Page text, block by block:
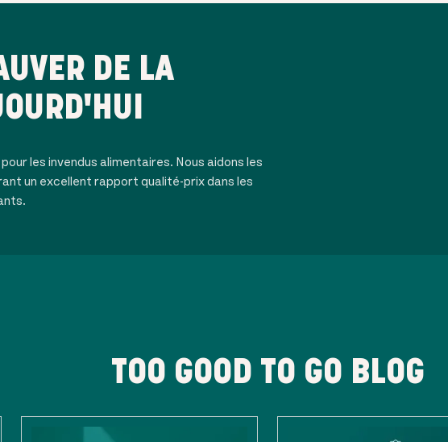
DE LA
les invendus alimentaires. Nous aidons les
un excellent rapport qualité-prix dans les
TOO GOOD TO GO BLOG